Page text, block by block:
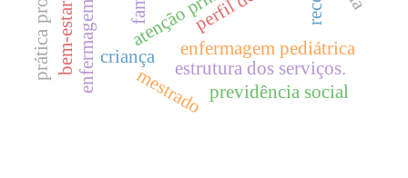
enfermagem pediátrica
criança
estrutura dos serviços.
mestrado previdência social